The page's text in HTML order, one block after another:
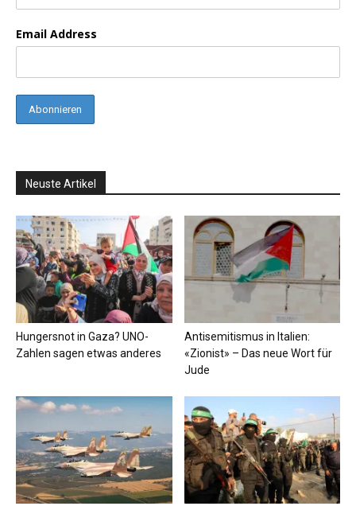
Email Address
Neuste Artikel
Hungersnot in Gaza? UNO-
Zahlen sagen etwas anderes
Antisemitismus in Italien:
«Zionist» – Das neue Wort für
Jude